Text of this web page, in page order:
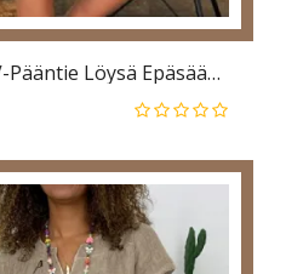
Naisten V-Pääntie Löysä Epäsäännöllinen Helma Rento Demin-Mekot